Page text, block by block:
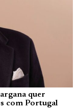
quer
com Portugal